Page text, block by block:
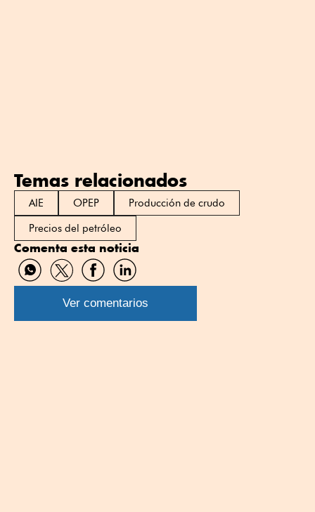
Temas relacionados
AIE OPEP
Producción de crudo
Precios del petróleo
Comenta esta noticia
Compartir
por
WhatsApp
Compartir
por
Twitter
Compartir
por
Facebook
Compartir
por
Linkedin
Ver comentarios